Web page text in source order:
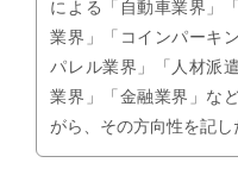
による「自動車業界」
業界」「コインパーキ
パレル業界」「人材派
業界」「金融業界」な
がら、その方向性を記し